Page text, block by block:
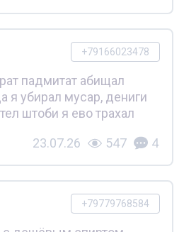
+79166023478
падмитат абищал
я убирал мусар, дениги
штоби я ево трахал
23.07.26 547 4
+79779768584